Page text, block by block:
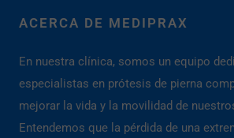
ACERCA DE MEDIPRAX
En nuestra clínica, somos un equipo
especialistas en prótesis de pierna
mejorar la vida y la movilidad de
Entendemos que la pérdida de una